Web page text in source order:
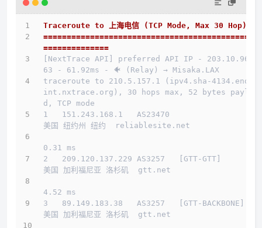
Traceroute to 上海电信 (TCP Mode, Max 30 Hop)
==============================================
==============
[NextTrace API] preferred API IP - 203.10.96.1
63 - 61.92ms - 🐠 (Relay) → Misaka.LAX
traceroute to 210.5.157.1 (ipv4.sha-4134.endpo
int.nxtrace.org), 30 hops max, 52 bytes payloa
d, TCP mode
1   151.243.168.1   AS23470
美国 纽约州 纽约  reliablesite.net
0.31 ms
2   209.120.137.229 AS3257   [GTT-GTT]
美国 加利福尼亚 洛杉矶  gtt.net
4.52 ms
3   89.149.183.38   AS3257   [GTT-BACKBONE]
美国 加利福尼亚 洛杉矶  gtt.net